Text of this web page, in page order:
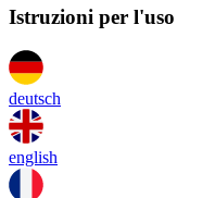
Istruzioni per l'uso
deutsch
english